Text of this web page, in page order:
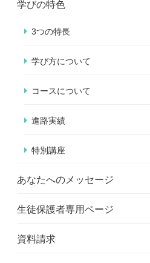
学びの特色
3つの特長
学び方について
コースについて
進路実績
特別講座
あなたへのメッセージ
生徒保護者専用ページ
資料請求